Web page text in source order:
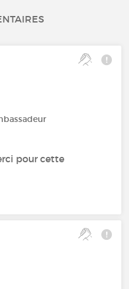
pour cette